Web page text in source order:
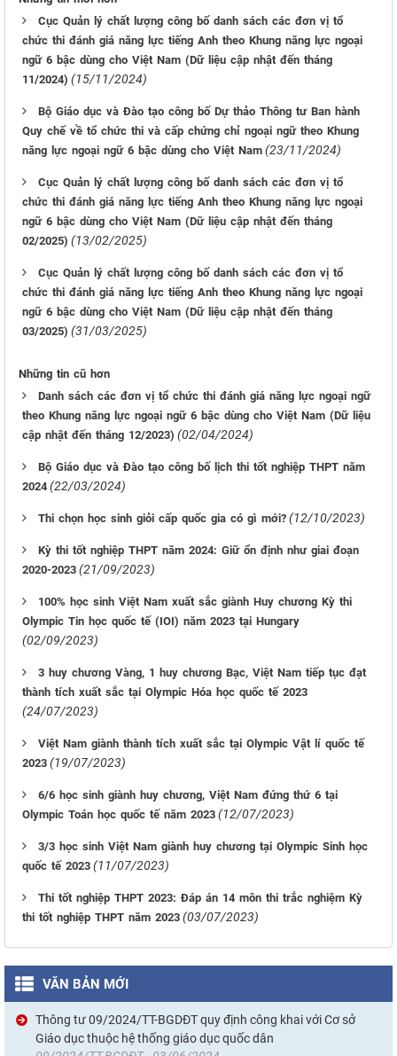
Cục Quản lý chất lượng công bố danh sách các đơn vị tổ
chức thi đánh giá năng lực tiếng Anh theo Khung năng lực ngoại
ngữ 6 bậc dùng cho Việt Nam (Dữ liệu cập nhật đến tháng
11/2024) (15/11/2024)
Bộ Giáo dục và Đào tạo công bố Dự thảo Thông tư Ban hành
Quy chế về tổ chức thi và cấp chứng chỉ ngoại ngữ theo Khung
năng lực ngoại ngữ 6 bậc dùng cho Việt Nam (23/11/2024)
Cục Quản lý chất lượng công bố danh sách các đơn vị tổ
chức thi đánh giá năng lực tiếng Anh theo Khung năng lực ngoại
ngữ 6 bậc dùng cho Việt Nam (Dữ liệu cập nhật đến tháng
02/2025) (13/02/2025)
Cục Quản lý chất lượng công bố danh sách các đơn vị tổ
chức thi đánh giá năng lực tiếng Anh theo Khung năng lực ngoại
ngữ 6 bậc dùng cho Việt Nam (Dữ liệu cập nhật đến tháng
03/2025) (31/03/2025)
Những tin cũ hơn
Danh sách các đơn vị tổ chức thi đánh giá năng lực ngoại ngữ
theo Khung năng lực ngoại ngữ 6 bậc dùng cho Việt Nam (Dữ liệu
cập nhật đến tháng 12/2023) (02/04/2024)
Bộ Giáo dục và Đào tạo công bố lịch thi tốt nghiệp THPT năm
2024 (22/03/2024)
Thi chọn học sinh giỏi cấp quốc gia có gì mới? (12/10/2023)
Kỳ thi tốt nghiệp THPT năm 2024: Giữ ổn định như giai đoạn
2020-2023 (21/09/2023)
100% học sinh Việt Nam xuất sắc giành Huy chương Kỳ thi
Olympic Tin học quốc tế (IOI) năm 2023 tại Hungary
(02/09/2023)
3 huy chương Vàng, 1 huy chương Bạc, Việt Nam tiếp tục đạt
thành tích xuất sắc tại Olympic Hóa học quốc tế 2023
(24/07/2023)
Việt Nam giành thành tích xuất sắc tại Olympic Vật lí quốc tế
2023 (19/07/2023)
6/6 học sinh giành huy chương, Việt Nam đứng thứ 6 tại
Olympic Toán học quốc tế năm 2023 (12/07/2023)
3/3 học sinh Việt Nam giành huy chương tại Olympic Sinh học
quốc tế 2023 (11/07/2023)
Thi tốt nghiệp THPT 2023: Đáp án 14 môn thi trắc nghiệm Kỳ
thi tốt nghiệp THPT năm 2023 (03/07/2023)
VĂN BẢN MỚI
Thông tư 09/2024/TT-BGDĐT quy định công khai với Cơ sở
Giáo dục thuộc hệ thống giáo dục quốc dân